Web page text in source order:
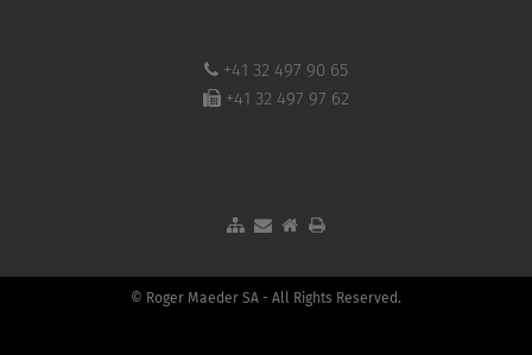
+41 32 497 90 65
+41 32 497 97 62
© Roger Maeder SA - All Rights Reserved.